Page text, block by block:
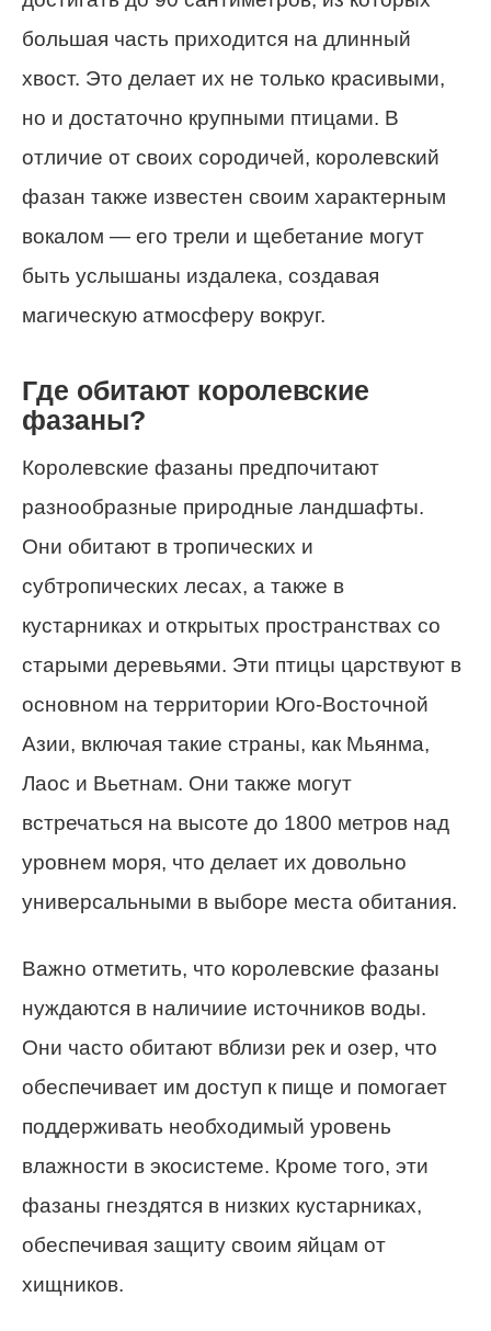
большая часть приходится на длинный
хвост. Это делает их не только красивыми,
но и достаточно крупными птицами. В
отличие от своих сородичей, королевский
фазан также известен своим характерным
вокалом — его трели и щебетание могут
быть услышаны издалека, создавая
магическую атмосферу вокруг.
Где обитают королевские
фазаны?
Королевские фазаны предпочитают
разнообразные природные ландшафты.
Они обитают в тропических и
субтропических лесах, а также в
кустарниках и открытых пространствах со
старыми деревьями. Эти птицы царствуют в
основном на территории Юго-Восточной
Азии, включая такие страны, как Мьянма,
Лаос и Вьетнам. Они также могут
встречаться на высоте до 1800 метров над
уровнем моря, что делает их довольно
универсальными в выборе места обитания.
Важно отметить, что королевские фазаны
нуждаются в наличиие источников воды.
Они часто обитают вблизи рек и озер, что
обеспечивает им доступ к пище и помогает
поддерживать необходимый уровень
влажности в экосистеме. Кроме того, эти
фазаны гнездятся в низких кустарниках,
обеспечивая защиту своим яйцам от
хищников.